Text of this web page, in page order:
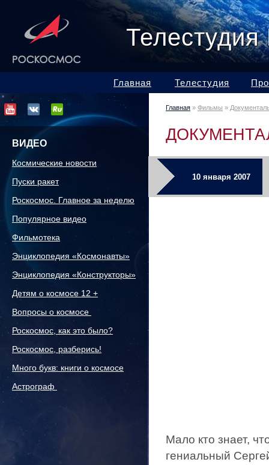
Главная Телестудия
ВИДЕО
Космические новости
Пуски ракет
Роскосмос. Главное за неделю
Популярное видео
Фильмотека
Энциклопедия «Космонавты»
Энциклопедия «Конструкторы»
Детям о космосе 12 +
Вопросы о космосе
Роскосмос, как это было?
Роскосмос, разберись!
Много букв: книги о космосе
Астрограф
Главная » Фильмы »
10 января 2007
Мало кто знает,
гениальный